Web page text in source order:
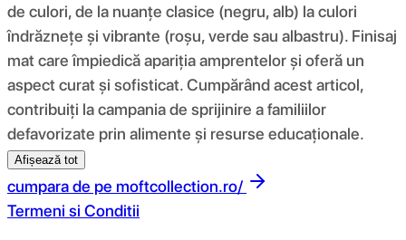
de culori, de la nuanțe clasice (negru, alb) la culori
îndrăznețe și vibrante (roșu, verde sau albastru). Finisaj
mat care împiedică apariția amprentelor și oferă un
aspect curat și sofisticat. Cumpărând acest articol,
contribuiți la campania de sprijinire a familiilor
defavorizate prin alimente și resurse educaționale.
Afișează tot
cumpara de pe moftcollection.ro/
Termeni si Conditii